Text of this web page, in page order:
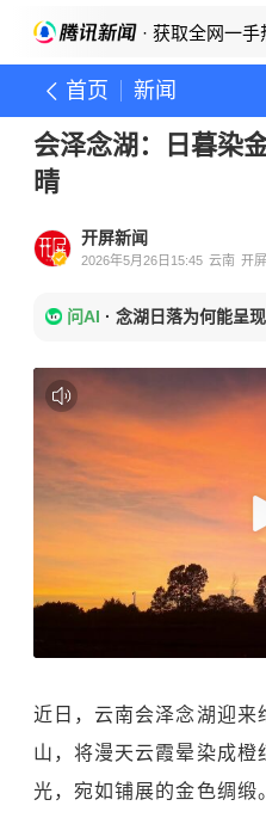
· 获取全网一手
首页 新闻
会泽念湖：日暮染
晴
开屏新闻
2026年5月26日15:45 云南 开
问AI · 念湖日落为何能呈
近日，云南会泽念湖迎来
山，将漫天云霞晕染成橙
光，宛如铺展的金色绸缎